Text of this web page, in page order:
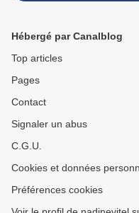
Hébergé par Canalblog
Top articles
Pages
Contact
Signaler un abus
C.G.U.
Cookies et données
Préférences cookies